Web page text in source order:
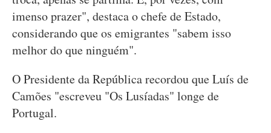
imenso prazer", destaca o chefe de Estado,
considerando que os emigrantes "sabem isso
melhor do que ninguém".
O Presidente da República recordou que Luís de
Camões "escreveu "Os Lusíadas" longe de
Portugal.